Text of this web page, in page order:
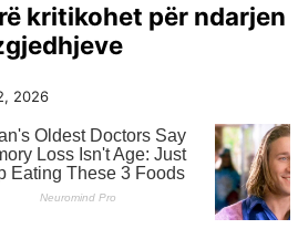
kritikohet për ndarjen
2026